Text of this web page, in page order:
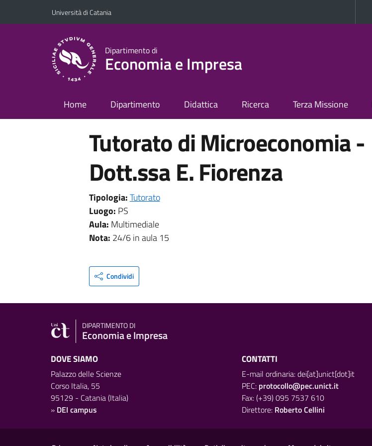
Vai al contenuto principale
Vai al menu di navigazione
Università di Catania
Dipartimento di
Economia e Impresa
Home Dipartimento Didattica Ricerca Terza Missione
Tutorato di Microeconomia -
Dott.ssa E. Fiorenza
Tipologia:Tutorato
Luogo: PS
Aula: Multimediale
Nota: 24/6 in aula 15
Condividi
DIPARTIMENTO DI
Economia e Impresa
DOVE SIAMO
Palazzo delle Scienze
Corso Italia, 55
95129 - Catania (Italia)
» DEI campus
CONTATTI
E-mail ordinaria: dei[at]unict[dot]it
PEC: protocollo@pec.unict.it
Fax: (+39) 095 7537 610
Direttore: Roberto Cellini